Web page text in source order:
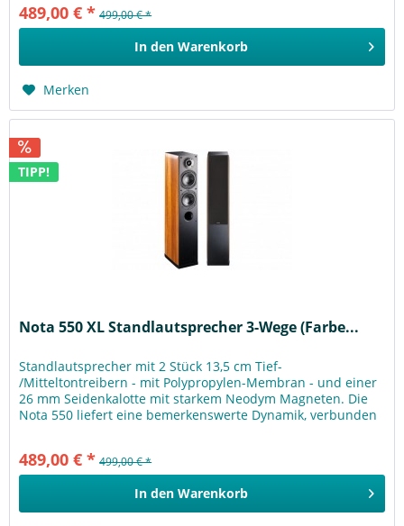
489,00 € * 499,00 € *
In den Warenkorb
Merken
TIPP!
Nota 550 XL Standlautsprecher 3-Wege (Farbe...
Standlautsprecher mit 2 Stück 13,5 cm Tief-
/Mitteltontreibern - mit Polypropylen-Membran - und einer
26 mm Seidenkalotte mit starkem Neodym Magneten. Die
Nota 550 liefert eine bemerkenswerte Dynamik, verbunden
489,00 € * 499,00 € *
In den Warenkorb